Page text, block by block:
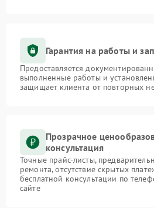
Гарантия на работы и
Предоставляется
выполненные работы и
защищает клиента от повторных
Прозрачное
консультация
Точные прайс-листы,
ремонта, отсутствие скрытых
бесплатной консультации по
сайте